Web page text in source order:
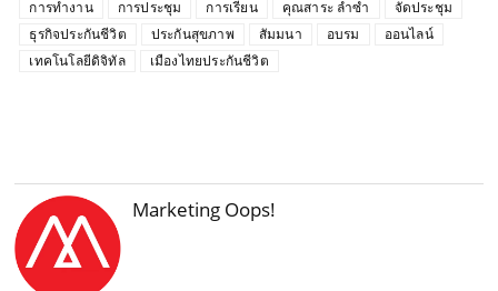
การทำงาน การประชุม การเรียน คุณสาระ ล่ำซำ
จัดประชุม
ธุรกิจประกันชีวิต
ประกันสุขภาพ สัมมนา อบรม
ออนไลน์
เทคโนโลยีดิจิทัล
เมืองไทยประกันชีวิต
Marketing Oops!